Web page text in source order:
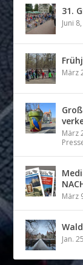
31.
Juni
März
März
März
Jan.